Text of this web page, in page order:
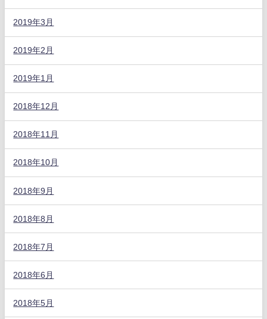
2019年3月
2019年2月
2019年1月
2018年12月
2018年11月
2018年10月
2018年9月
2018年8月
2018年7月
2018年6月
2018年5月